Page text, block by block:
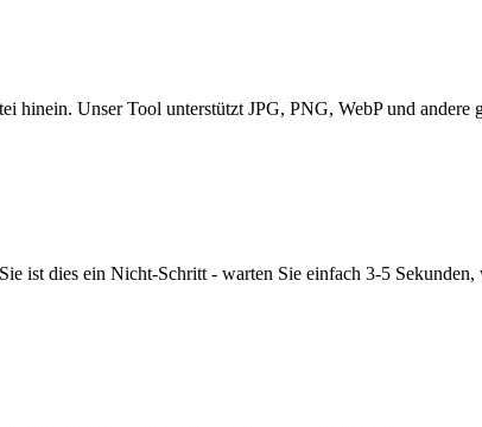
hinein. Unser Tool unterstützt JPG, PNG, WebP und andere
ist dies ein Nicht-Schritt - warten Sie einfach 3-5